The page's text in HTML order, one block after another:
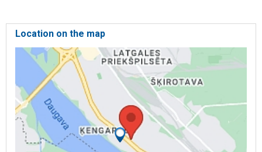
Location on the map